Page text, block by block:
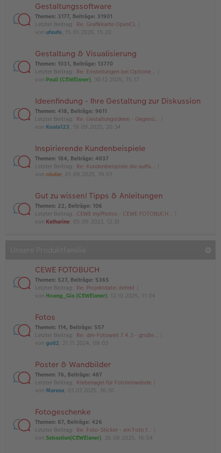
Gestaltungssoftware
Themen: 3177, Beiträge: 31901
Letzter Beitrag: Re: Grafikkarte OpenCL
von ufeufe, 15.01.2026, 15:20
Gestaltung & Visualisierung
Themen: 1031, Beiträge: 13770
Letzter Beitrag: Re: Einstellungen bei Optione…
von Pauli (CEWEianer), 30.12.2025, 15:17
Ideenfindung - Ihre Gestaltung zur Diskussion
Themen: 418, Beiträge: 9611
Letzter Beitrag: Re: Gestaltungsideen - Gegenü…
von Koala123, 19.09.2025, 20:34
Inspirierende Kundenbeispiele
Themen: 184, Beiträge: 4037
Letzter Beitrag: Re: Kundenbeispiele die auffa…
von okular, 01.09.2025, 19:07
Gut zu wissen! Tipps & Anleitungen
Themen: 22, Beiträge: 106
Letzter Beitrag: CEWE myPhotos - CEWE FOTOBUCH…
von Katharine, 05.09.2023, 12:31
CEWE FOTOBUCH
Themen: 527, Beiträge: 5365
Letzter Beitrag: Re: Projektdatei defekt
von Hoang_Gia (CEWEianer), 12.10.2025, 11:04
Fotos
Themen: 114, Beiträge: 557
Letzter Beitrag: Re: dm-Fotowelt 7.4.3 - große…
von goll2, 21.11.2024, 09:03
Poster & Wandbilder
Themen: 76, Beiträge: 487
Letzter Beitrag: Klebenagel für Fotoleinwände
von Maresa, 03.07.2025, 16:10
Fotogeschenke
Themen: 87, Beiträge: 426
Letzter Beitrag: Re: Foto-Sticker - ein Foto f…
von Sebastian(CEWEianer), 26.08.2025, 16:04